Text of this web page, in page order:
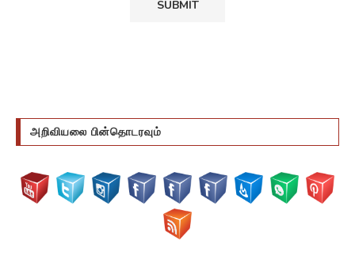
அறிவியலை பின்தொடரவும்